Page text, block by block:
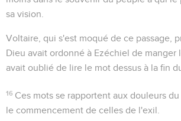
sa vision.
Voltaire, qui s'est moqué de ce passage,
Dieu avait ordonné à Ezéchiel de manger
avait oublié de lire le mot dessus à la fin
16 Ces mots se rapportent aux douleurs
le commencement de celles de l'exil.